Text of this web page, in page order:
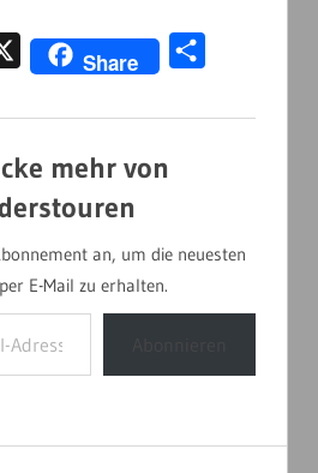
X Share
mehr von
an, um die neuesten
E-Mail zu erhalten.